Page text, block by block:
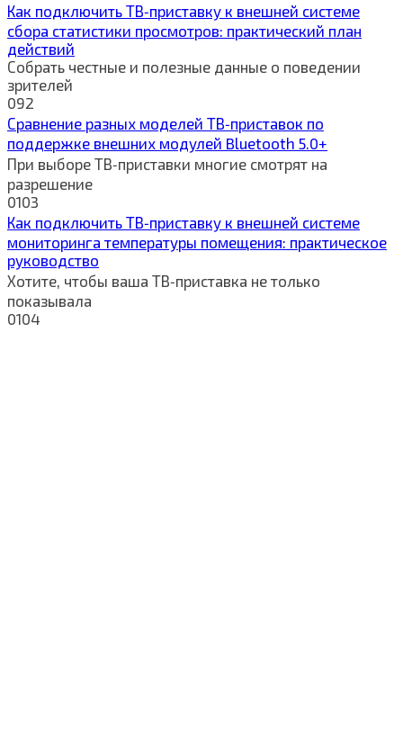
Как подключить ТВ‑приставку к внешней системе
сбора статистики просмотров: практический план
действий
Собрать честные и полезные данные о поведении
зрителей
092
Сравнение разных моделей ТВ‑приставок по
поддержке внешних модулей Bluetooth 5.0+
При выборе ТВ‑приставки многие смотрят на
разрешение
0103
Как подключить ТВ‑приставку к внешней системе
мониторинга температуры помещения: практическое
руководство
Хотите, чтобы ваша ТВ‑приставка не только
показывала
0104